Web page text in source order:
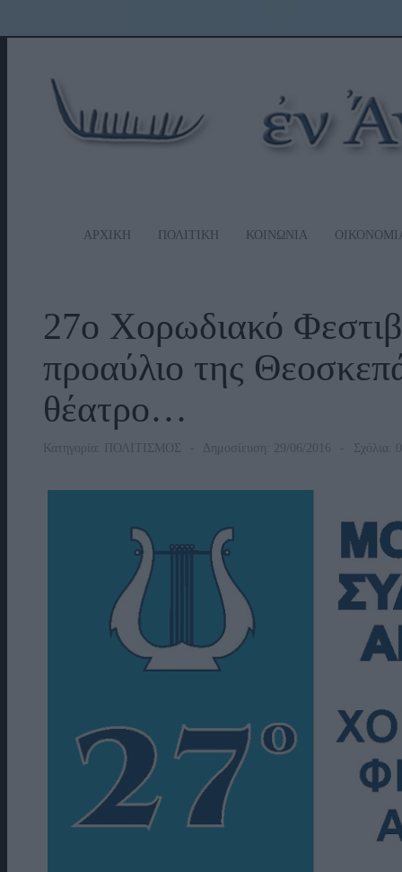
ΑΡΧΙΚΗ ΠΟΛΙΤΙΚΗ ΚΟΙΝΩΝΙΑ
27ο Χορωδιακό
προαύλιο της
θέατρο…
Κατηγορία: ΠΟΛΙΤΙΣΜΟΣ Δημοσίευση: 29/06/2016 Σχόλια: 0